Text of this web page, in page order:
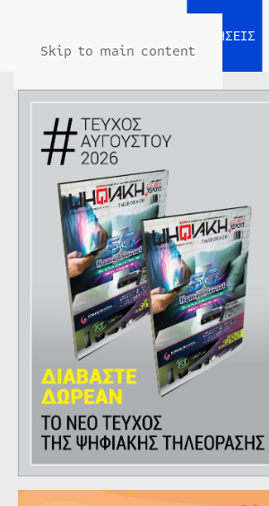
Skip to main content
ΕΙΔΗΣΕΙΣ